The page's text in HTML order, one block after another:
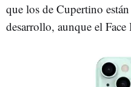
que los de Cupertino
desarrollo, aunque el